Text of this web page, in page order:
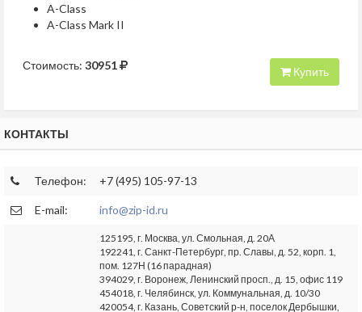
A-Class
A-Class Mark II
Стоимость: 30951 Купить
КОНТАКТЫ
Телефон: +7 (495) 105-97-13
E-mail: info@zip-id.ru
125195, г. Москва, ул. Смольная, д. 20А
192241, г. Санкт-Петербург, пр. Славы, д. 52, корп. 1,
пом. 127Н (16 парадная)
394029, г. Воронеж, Ленинский просп., д. 15, офис 119
454018, г. Челябинск, ул. Коммунальная, д. 10/30
420054, г. Казань, Советский р-н, поселок Дербышки,